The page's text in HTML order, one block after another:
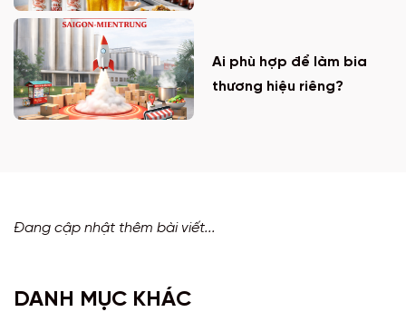
Ai phù hợp để làm bia
thương hiệu riêng?
Đang cập nhật thêm bài viết...
DANH MỤC KHÁC